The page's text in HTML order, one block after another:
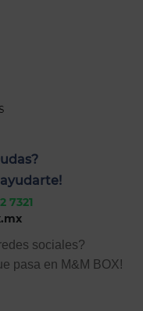
7321
sociales?
pasa en M&M BOX!